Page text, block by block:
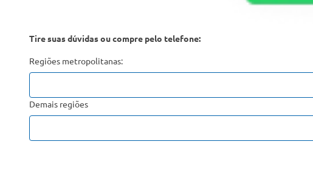
Tire suas dúvidas ou compre pelo telefone:
Regiões metropolitanas:
Demais regiões